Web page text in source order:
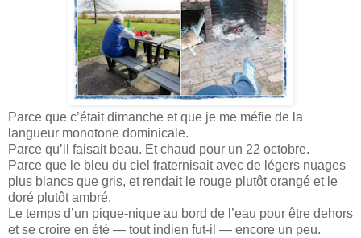
Parce que c’était dimanche et que je me méfie de la
langueur monotone dominicale.
Parce qu’il faisait beau. Et chaud pour un 22 octobre.
Parce que le bleu du ciel fraternisait avec de légers nuages
plus blancs que gris, et rendait le rouge plutôt orangé et le
doré plutôt ambré.
Le temps d’un pique-nique au bord de l’eau pour être dehors
et se croire en été — tout indien fut-il — encore un peu.